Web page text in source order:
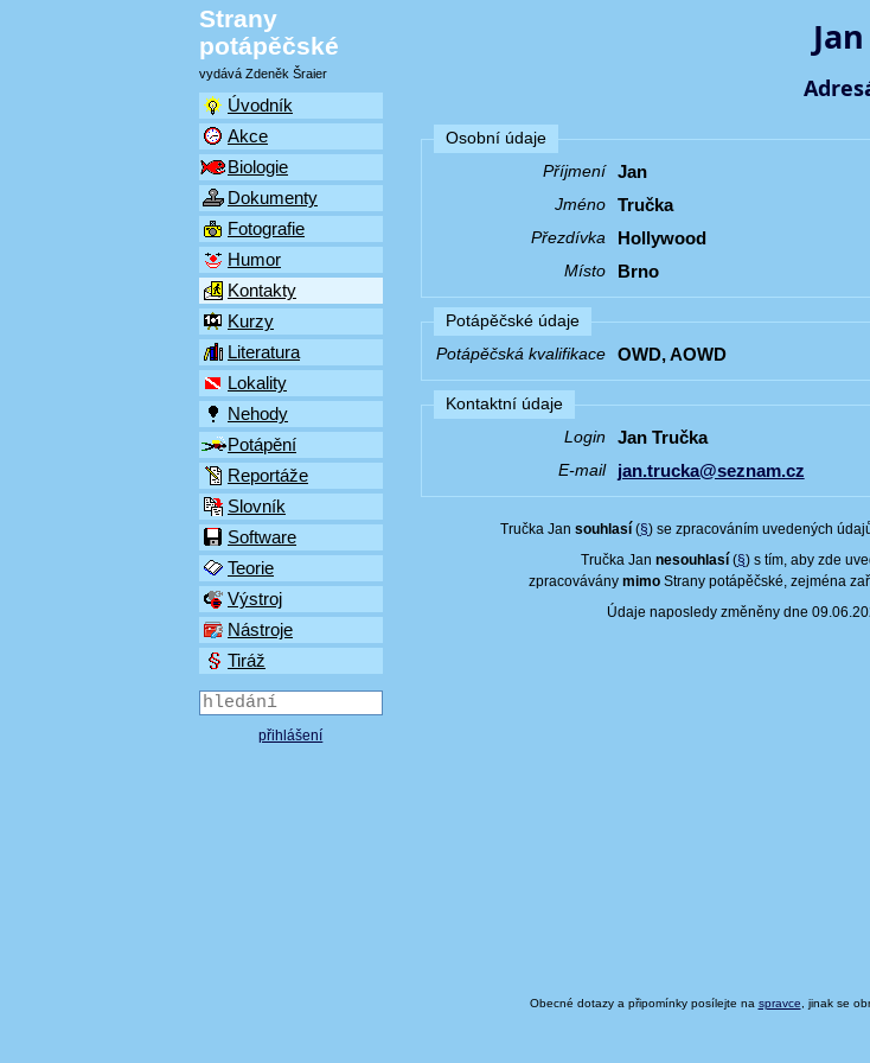
Strany
potápěčské
vydává Zdeněk Šraier
Úvodník
Akce
Biologie
Dokumenty
Fotografie
Humor
Kontakty
Kurzy
Literatura
Lokality
Nehody
Potápění
Reportáže
Slovník
Software
Teorie
Výstroj
Nástroje
Tiráž
přihlášení
Osobní údaje
Příjmení
Jan
Jméno Tručka
Přezdívka Hollywood
Místo Brno
Potápěčské údaje
Potápěčská kvalifikace
OWD, AOWD
Kontaktní údaje
Login
Jan Tručka
E-mail jan.trucka@seznam.cz
Tručka Jansouhlasí (§) se zpracováním uvedených
Tručka Jan nesouhlasí(§) s tím, aby zde
zpracovávány mimoStrany potápěčské, zejména
Údaje naposledy změněny dne
Obecné dotazy a připomínky posílejte na spravce , jinak se